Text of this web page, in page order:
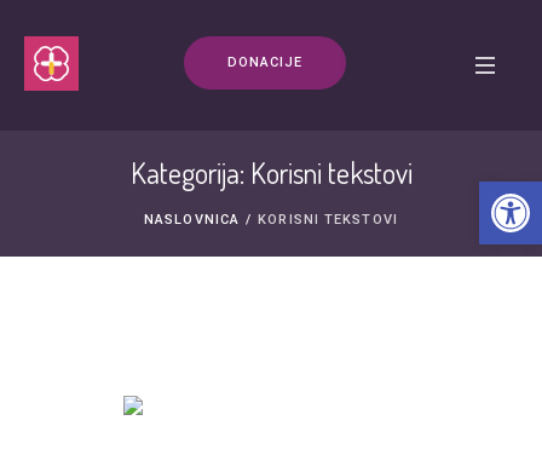
DONACIJE
Kategorija: Korisni tekstovi
NASLOVNICA / KORISNI TEKSTOVI